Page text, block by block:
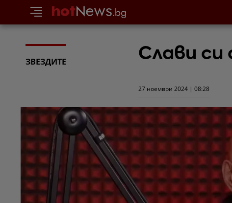
ЗВЕЗДИТЕ Слави си
27 ноември 2024 | 08:28